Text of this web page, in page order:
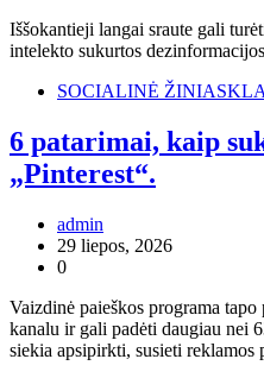
Iššokantieji langai sraute gali
intelekto sukurtos
SOCIALINĖ
6 patarimai, kaip
„Pinterest“.
admin
29 liepos, 2026
0
Vaizdinė paieškos programa
kanalu ir gali padėti daugiau nei
siekia apsipirkti, susieti reklamos